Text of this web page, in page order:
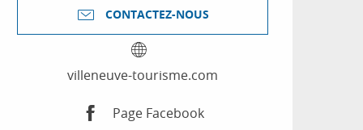
CONTACTEZ-NOUS
villeneuve-tourisme.com
Page Facebook